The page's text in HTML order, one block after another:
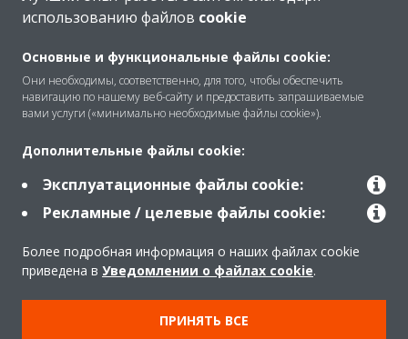
Решения
Помощь
Продукты
Copyright © Daikin
использованию файлов cookie
Основные и функциональные файлы cookie:
Они необходимы, соответственно, для того, чтобы обеспечить
навигацию по нашему веб-сайту и предоставить запрашиваемые
вами услуги («минимально необходимые файлы cookie»).
Дополнительные файлы cookie:
Эксплуатационные файлы cookie:
Рекламные / целевые файлы cookie:
Более подробная информация о наших файлах cookie
приведена в Уведомлении о файлах cookie.
ПРИНЯТЬ ВСЕ